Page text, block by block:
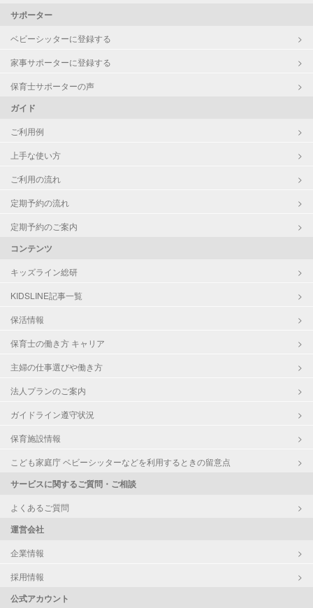
サポーター
ベビーシッターに登録する
家事サポーターに登録する
保育士サポーターの声
ガイド
ご利用例
上手な使い方
ご利用の流れ
定期予約の流れ
定期予約のご案内
コンテンツ
キッズライン総研
KIDSLINE記事一覧
保活情報
保育士の働き方 キャリア
主婦の仕事選びや働き方
法人プランのご案内
ガイドライン遵守状況
保育施設情報
こども家庭庁 ベビーシッターなどを利用するときの留意点
サービスに関するご質問・ご相談
よくあるご質問
運営会社
企業情報
採用情報
公式アカウント